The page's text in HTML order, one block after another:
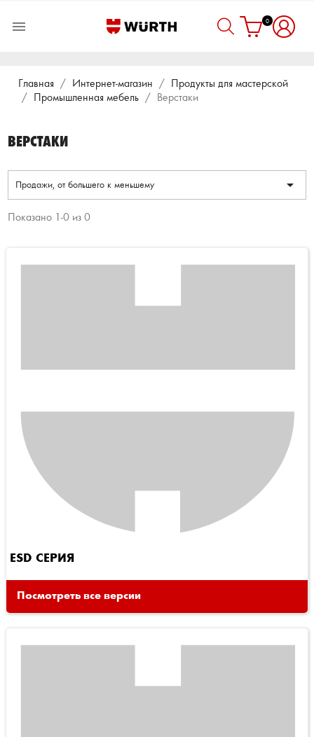
 0
Главная Интернет-магазин
Продукты для мастерской
Промышленная мебель
Верстаки
ВЕРСТАКИ
Продажи, от большего к меньшему 
Показано 1-0 из 0
ESD СЕРИЯ
Посмотреть все версии